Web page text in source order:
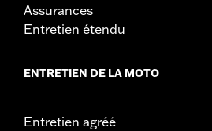
Assurances
Entretien étendu
ENTRETIEN DE LA MOTO
Entretien agréé